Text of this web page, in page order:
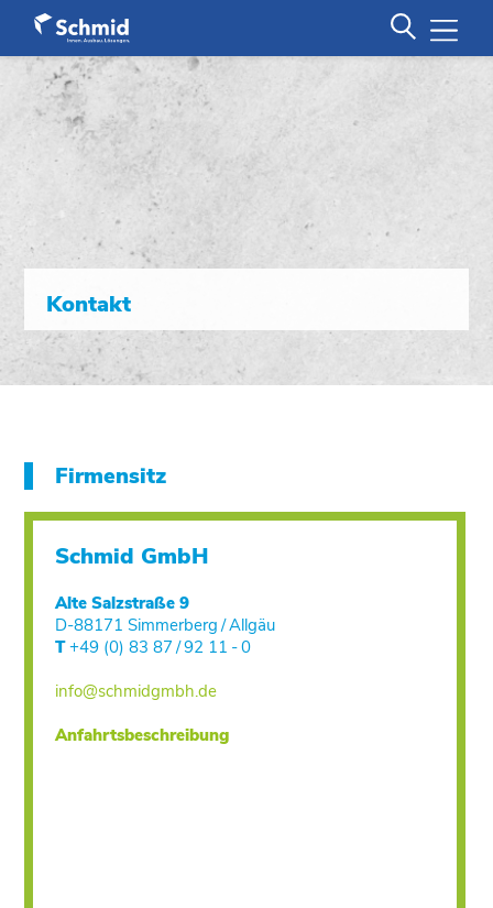
Kontakt
Firmensitz
Schmid GmbH
Alte Salzstraße 9
D-88171 Simmerberg / Allgäu
T+49 (0) 83 87 / 92 11 - 0
info@schmidgmbh.de
Anfahrtsbeschreibung